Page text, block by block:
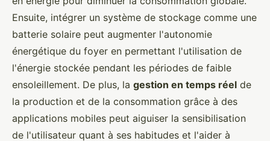
Ensuite, intégrer un système de stockage comme une
batterie solaire peut augmenter l'autonomie
énergétique du foyer en permettant l'utilisation de
l'énergie stockée pendant les périodes de faible
ensoleillement. De plus, la gestion en temps réel de
la production et de la consommation grâce à des
applications mobiles peut aiguiser la sensibilisation
de l'utilisateur quant à ses habitudes et l'aider à